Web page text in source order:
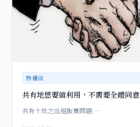
物權法
共有地想要做利用，不需要全體同意
共有土地之出租販賣問題: …